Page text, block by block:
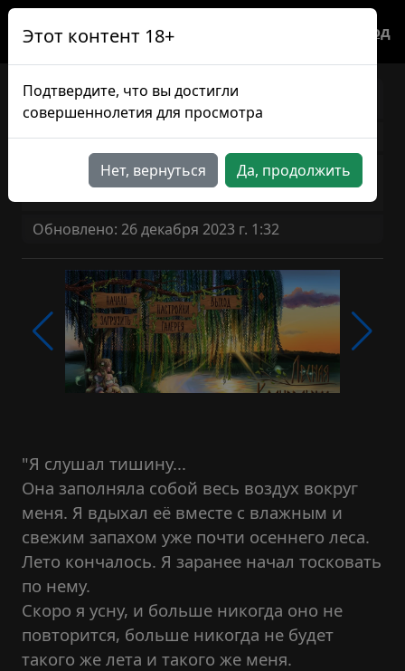
Вход
Этот контент 18+
Подтвердите, что вы достигли
совершеннолетия для просмотра
Нет, вернуться Да, продолжить
RU Лесная Колыбельная
Версия игры: 1.0
Возрастной рейтинг
Обновлено: 26 декабря 2023 г. 1:32
"Я слушал тишину...
Она заполняла собой весь воздух вокруг
меня. Я вдыхал её вместе с влажным и
свежим запахом уже почти осеннего леса.
Лето кончалось. Я заранее начал тосковать
по нему.
Скоро я усну, и больше никогда оно не
повторится, больше никогда не будет
такого же лета и такого же меня.